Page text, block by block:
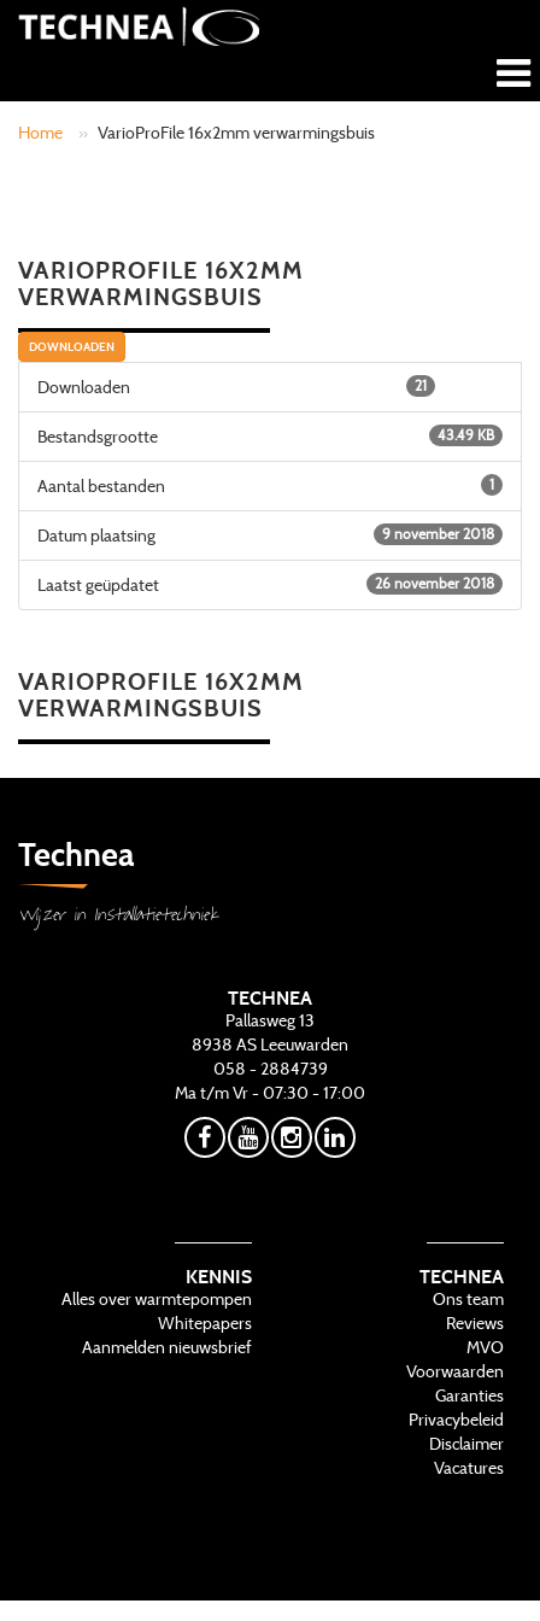
Home » VarioProFile 16x2mm verwarmingsbuis
VARIOPROFILE 16X2MM
VERWARMINGSBUIS
DOWNLOADEN
Downloaden 21
Bestandsgrootte 43.49 KB
Aantal bestanden 1
Datum plaatsing 9 november 2018
Laatst geüpdatet 26 november 2018
VARIOPROFILE 16X2MM
VERWARMINGSBUIS
Technea
Wijzer in Installatietechniek
TECHNEA
Pallasweg 13
8938 AS Leeuwarden
058 - 2884739
Ma t/m Vr - 07:30 - 17:00
KENNIS
Alles over warmtepompen
Whitepapers
Aanmelden nieuwsbrief
TECHNEA
Ons team
Reviews
MVO
Voorwaarden
Garanties
Privacybeleid
Disclaimer
Vacatures